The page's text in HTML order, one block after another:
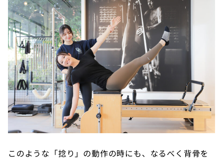
このような「捻り」の動作の時にも、なるべく背骨を